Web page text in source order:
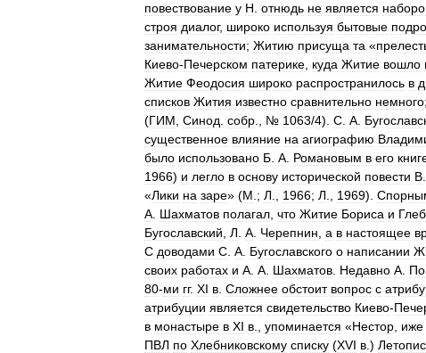
повествование у Н отнюдь не является
строя диалог, широко используя бытовые
занимательности; Житию присуща та «
Киево-Печерском патерике куда Житие вошло
Житие Феодосия широко распространилось в
списков Жития известно сравнительно немного;
(ГИМ Синод собр ., № 1063/4). С А
существенное влияние на агиографию
было использовано Б А Романовым в его
1966) и легло в основу исторической повести В
«Лики на заре» (М .; Л 1966; Л 1969).
А Шахматов полагал что Житие Бориса и
Бугославский Л А Черепнин а в настоящее
С доводами С А Бугославского о написании
своих работах и А А Шахматов Недавно А
80-ми гг. XI в Сложнее обстоит вопрос с
атрибуции является свидетельство Киево-
в монастыре в XI в упоминается «Нестор иже
ПВЛ по Хлебниковскому списку (XVI в .)